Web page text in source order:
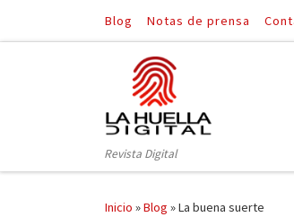
Saltar al contenido
Blog Notas de prensa
Revista Digital
Inicio »Blog »La buena suerte